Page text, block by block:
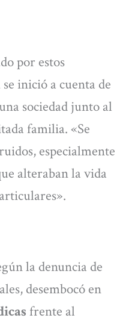
por estos
inició a cuenta de
sociedad junto al
familia. «Se
especialmente
alteraban la vida
la denuncia de
desembocó en
frente al